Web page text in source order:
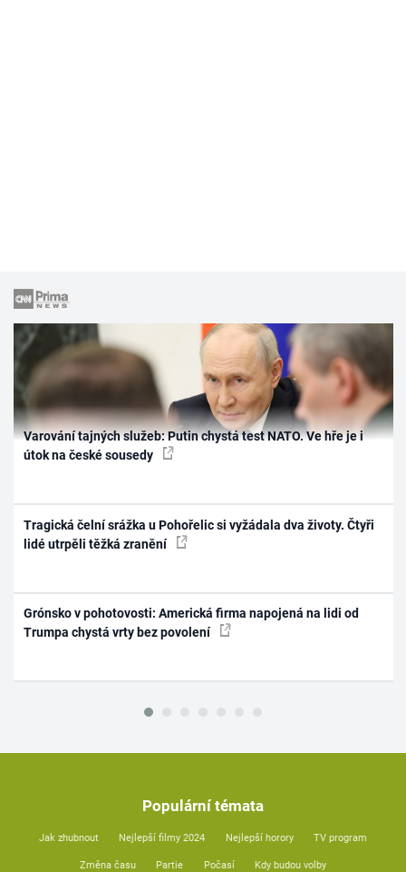
Varování tajných služeb: Putin chystá test NATO. Ve hře je i
útok na české sousedy
Tragická čelní srážka u Pohořelic si vyžádala dva životy. Čtyři
lidé utrpěli těžká zranění
Grónsko v pohotovosti: Americká firma napojená na lidi od
Trumpa chystá vrty bez povolení
Populární témata
Jak zhubnout Nejlepší filmy 2024 Nejlepší horory TV program
Změna času Partie Počasí Kdy budou volby